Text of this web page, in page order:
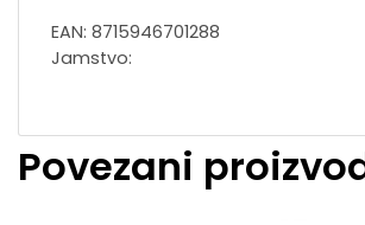
EAN: 8715946701288
Jamstvo:
Povezani